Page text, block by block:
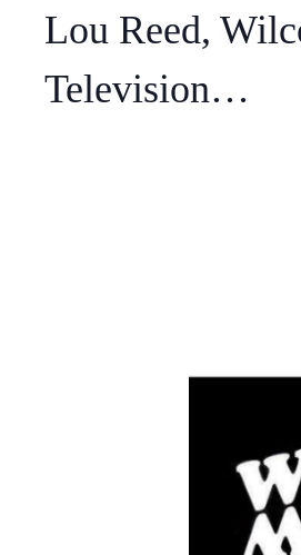
Lou Reed,
Television…